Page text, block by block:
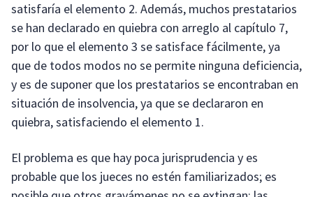
satisfaría el elemento 2. Además, muchos prestatarios
se han declarado en quiebra con arreglo al capítulo 7,
por lo que el elemento 3 se satisface fácilmente, ya
que de todos modos no se permite ninguna deficiencia,
y es de suponer que los prestatarios se encontraban en
situación de insolvencia, ya que se declararon en
quiebra, satisfaciendo el elemento 1.
El problema es que hay poca jurisprudencia y es
probable que los jueces no estén familiarizados; es